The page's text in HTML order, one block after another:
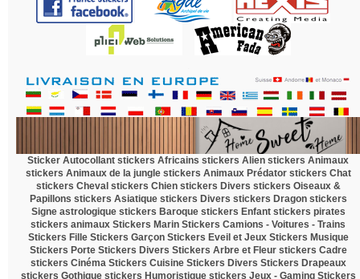
Sticker Autocollant stickers Africains stickers Alien stickers Animaux
stickers Animaux de la jungle stickers Animaux Prédator stickers Chat
stickers Cheval stickers Chien stickers Divers stickers Oiseaux &
Papillons stickers Asiatique stickers Divers stickers Dragon stickers
Signe astrologique stickers Baroque stickers Enfant stickers pirates
stickers animaux Stickers Marin Stickers Camions - Voitures - Trains
Stickers Fille Stickers Garçon Stickers Eveil et Jeux Stickers Musique
Stickers Porte Stickers Divers Stickers Arbre et Fleur stickers Cadre
stickers Cinéma Stickers Cuisine Stickers Divers Stickers Drapeaux
stickers Gothique stickers Humoristique stickers Jeux - Gaming Stickers